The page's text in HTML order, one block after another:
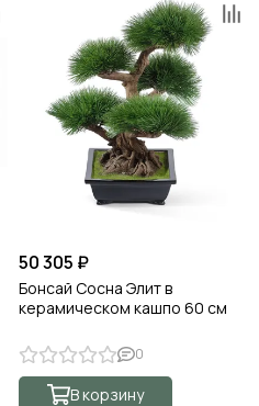
50 305 ₽
Бонсай Сосна Элит в
керамическом кашпо 60 см
0
В корзину